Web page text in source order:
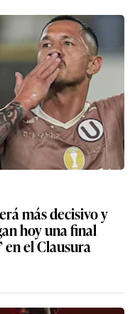
más decisivo y
hoy una final
el Clausura